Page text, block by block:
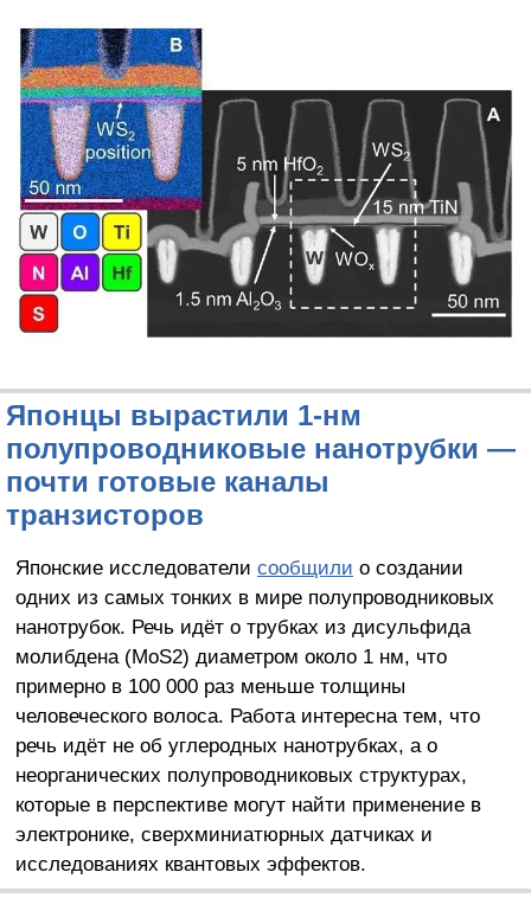
Японцы вырастили 1-нм
полупроводниковые нанотрубки —
почти готовые каналы
транзисторов
Японские исследователи сообщили о создании
одних из самых тонких в мире полупроводниковых
нанотрубок. Речь идёт о трубках из дисульфида
молибдена (MoS2) диаметром около 1 нм, что
примерно в 100 000 раз меньше толщины
человеческого волоса. Работа интересна тем, что
речь идёт не об углеродных нанотрубках, а о
неорганических полупроводниковых структурах,
которые в перспективе могут найти применение в
электронике, сверхминиатюрных датчиках и
исследованиях квантовых эффектов.